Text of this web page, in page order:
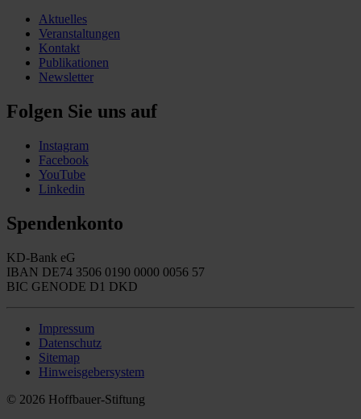
Aktuelles
Veranstaltungen
Kontakt
Publikationen
Newsletter
Folgen Sie uns auf
Instagram
Facebook
YouTube
Linkedin
Spendenkonto
KD-Bank eG
IBAN DE74 3506 0190 0000 0056 57
BIC GENODE D1 DKD
Impressum
Datenschutz
Sitemap
Hinweisgebersystem
© 2026 Hoffbauer-Stiftung